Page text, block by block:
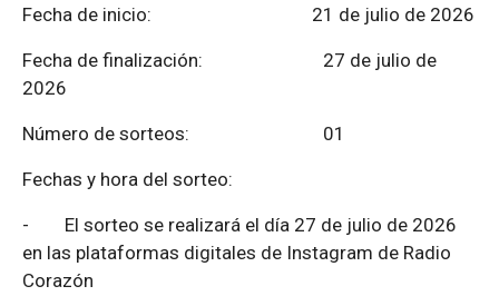
Fecha de inicio: 21 de julio de 2026
Fecha de finalización:
27 de julio de
2026
Número de sorteos: 01
Fechas y hora del sorteo:
- El sorteo se realizará el día 27 de julio de 2026
en las plataformas digitales de Instagram de Radio
Corazón